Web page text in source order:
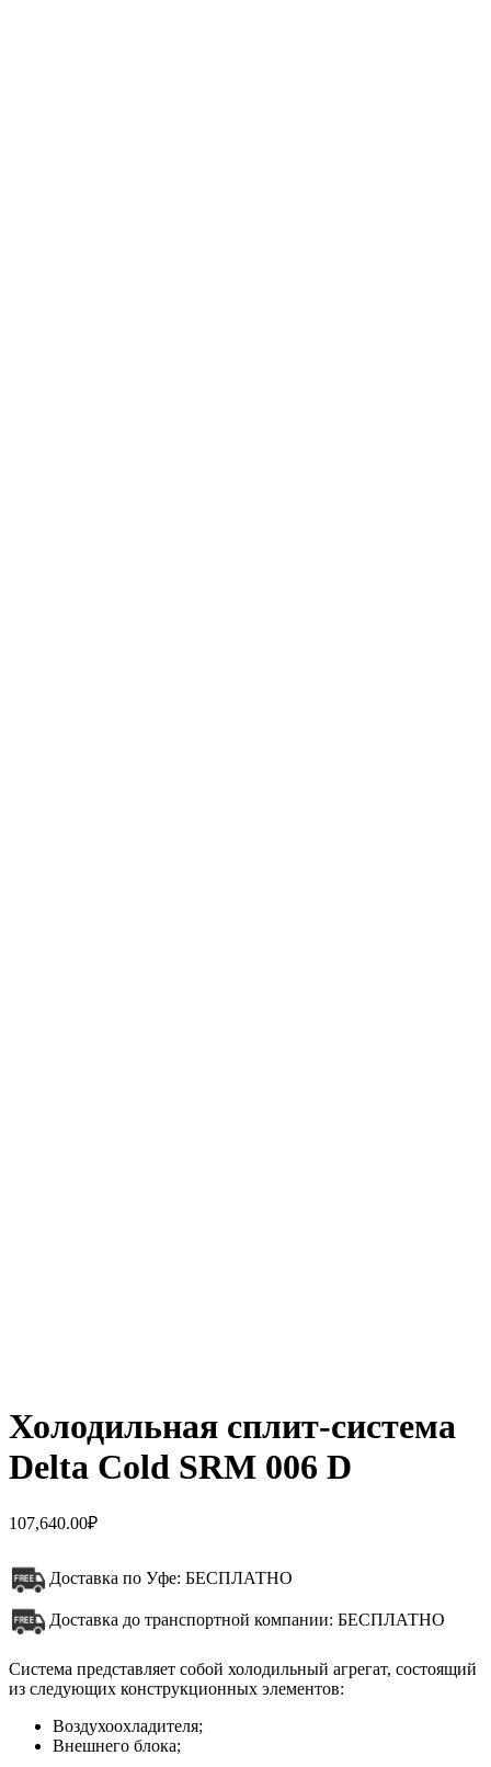
Холодильная сплит-система
Delta Cold SRM 006 D
107,640.00₽
Доставка по Уфе: БЕСПЛАТНО
Доставка до транспортной компании: БЕСПЛАТНО
Система представляет собой холодильный агрегат, состоящий
из следующих конструкционных элементов:
Воздухоохладителя;
Внешнего блока;